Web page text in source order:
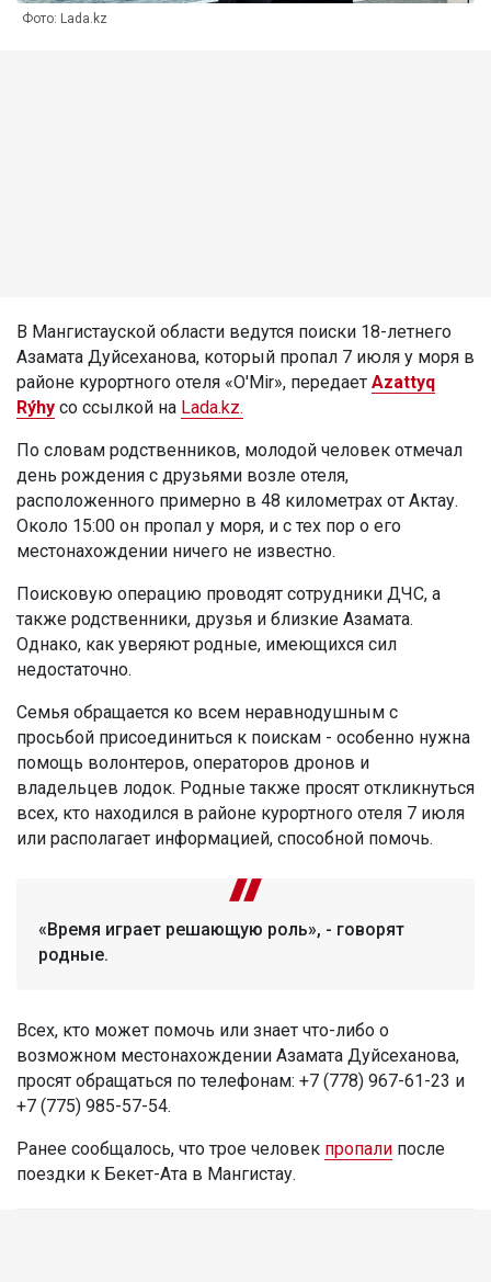
Фото: Lada.kz
В Мангистауской области ведутся поиски 18-летнего
Азамата Дуйсеханова, который пропал 7 июля у моря в
районе курортного отеля «O'Mir», передает Azattyq
Rýhy со ссылкой на Lada.kz.
По словам родственников, молодой человек отмечал
день рождения с друзьями возле отеля,
расположенного примерно в 48 километрах от Актау.
Около 15:00 он пропал у моря, и с тех пор о его
местонахождении ничего не известно.
Поисковую операцию проводят сотрудники ДЧС, а
также родственники, друзья и близкие Азамата.
Однако, как уверяют родные, имеющихся сил
недостаточно.
Семья обращается ко всем неравнодушным с
просьбой присоединиться к поискам - особенно нужна
помощь волонтеров, операторов дронов и
владельцев лодок. Родные также просят откликнуться
всех, кто находился в районе курортного отеля 7 июля
или располагает информацией, способной помочь.
«Время играет решающую роль», - говорят
родные.
Всех, кто может помочь или знает что-либо о
возможном местонахождении Азамата Дуйсеханова,
просят обращаться по телефонам: +7 (778) 967-61-23 и
+7 (775) 985-57-54.
Ранее сообщалось, что трое человек пропали после
поездки к Бекет-Ата в Мангистау.